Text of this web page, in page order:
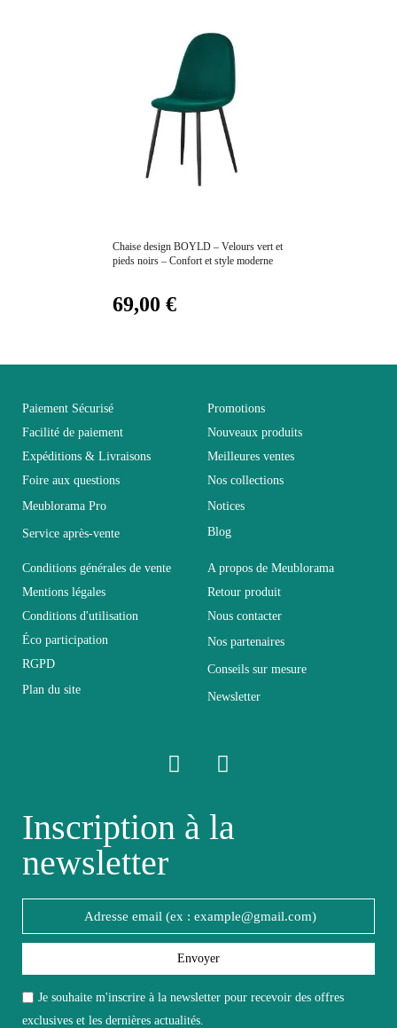
BOYLD
49x87x54
Electrique Non électrique
Fixe Non fixe
Garantie 2 ans
Largeur
Relevable Non relevable
métal
meuble
Design
Chaise design BOYLD – Velours vert et
pieds noirs – Confort et style moderne
69,00 €
Paiement Sécurisé
Facilité de paiement
Expéditions & Livraisons
Foire aux questions
Meublorama Pro
Service après-vente
Promotions
Nouveaux produits
Meilleures ventes
Nos collections
Notices
Blog
Conditions générales de vente
Mentions légales
Conditions d'utilisation
Éco participation
RGPD
Plan du site
A propos de Meublorama
Retour produit
Nous contacter
Nos partenaires
Conseils sur mesure
Newsletter
Inscription à la
newsletter
Envoyer
Je souhaite m'inscrire à la newsletter pour recevoir des offres
exclusives et les dernières actualités.